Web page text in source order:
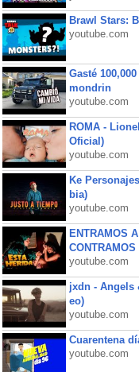
Brawl Stars:
youtube.com
Gasté
mondrin
youtube.com
ROMA -
Oficial)
youtube.com
Ke
bia)
youtube.com
ENTRAMOS
youtube.com
jxdn - Angels
eo)
youtube.com
Cuarentena
youtube.com